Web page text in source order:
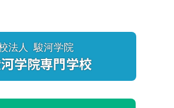
法人 駿河学院
学院専門学校